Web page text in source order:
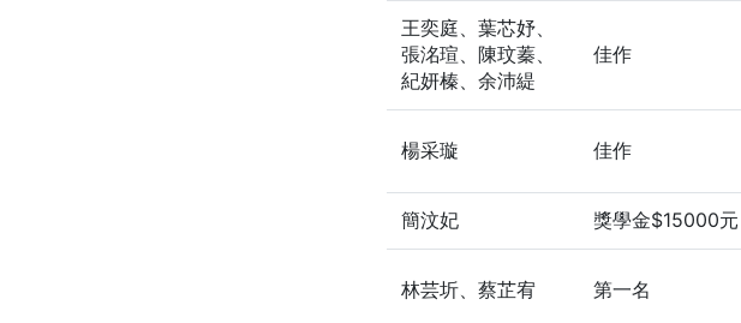
佳作
佳作
獎學金$15000元
第一名